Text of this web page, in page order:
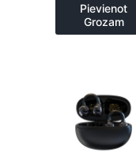
Pievienot
Grozam